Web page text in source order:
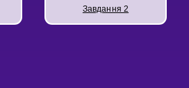
Завдання 2